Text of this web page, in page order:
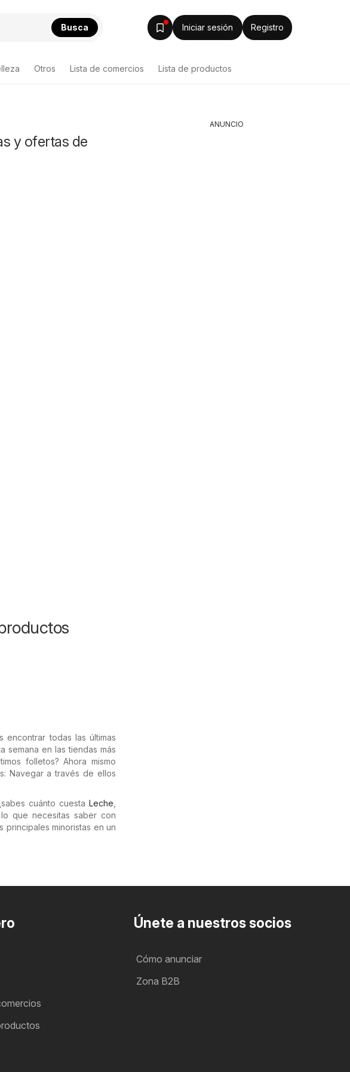
Busca Iniciar sesión Registro
Otros Lista de comercios Lista de productos
y ofertas de
encontrar todas las últimas
semana en las tiendas más
folletos? Ahora mismo
Navegar a través de ellos
cuánto cuesta Leche
que necesitas saber con
minoristas en un
ANUNCIO
Únete a nuestros socios
Cómo anunciar
Zona B2B